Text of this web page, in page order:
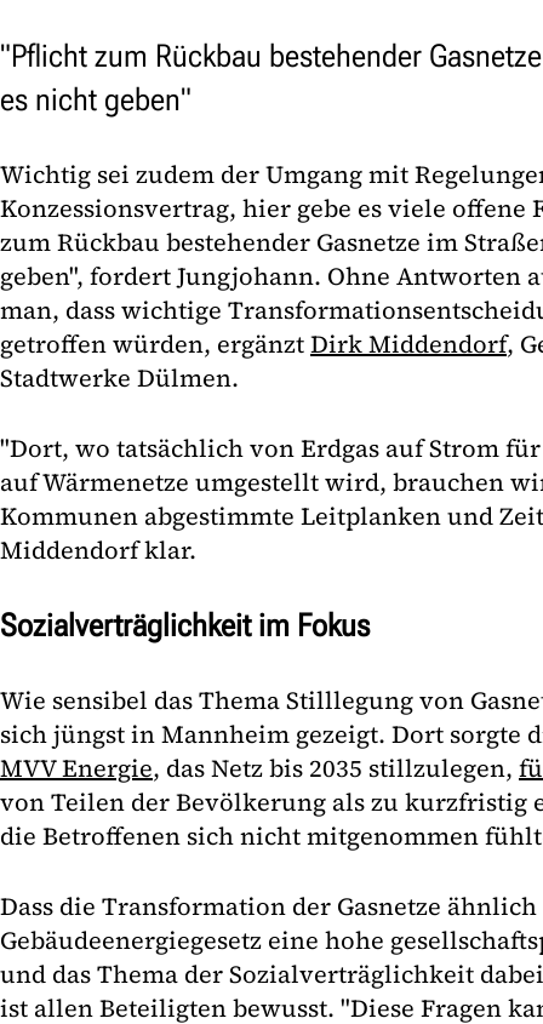
"Pflicht zum Rückbau bestehender
es nicht geben"
Wichtig sei zudem der Umgang mit
Konzessionsvertrag, hier gebe es viele offene
zum Rückbau bestehender Gasnetze im
geben", fordert Jungjohann. Ohne Antworten
man, dass wichtige
getroffen würden, ergänztDirk Middendorf,
Stadtwerke Dülmen.
"Dort, wo tatsächlich von Erdgas auf Strom
auf Wärmenetze umgestellt wird, brauchen
Kommunen abgestimmte Leitplanken und
Middendorf klar.
Sozialverträglichkeit im Fokus
Wie sensibel das Thema Stilllegung von
sich jüngst in Mannheim gezeigt. Dort sorgte
MVV Energie, das Netz bis 2035 stillzulegen,
von Teilen der Bevölkerung als zu kurzfristig
die Betroffenen sich nicht mitgenommen
Dass die Transformation der Gasnetze
Gebäudeenergiegesetz eine hohe
und das Thema der Sozialverträglichkeit
ist allen Beteiligten bewusst. "Diese Fragen